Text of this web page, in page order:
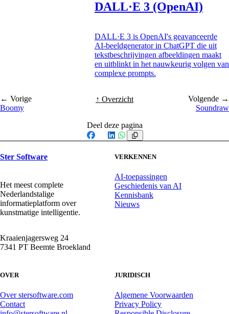
DALL·E 3 (OpenAI)
DALL·E 3 is OpenAI's geavanceerde
AI-beeldgenerator in ChatGPT die uit
tekstbeschrijvingen afbeeldingen maakt
en uitblinkt in het nauwkeurig volgen van
complexe prompts.
← Vorige
Boomy
↑ Overzicht
Volgende →
Soundraw
Deel deze pagina
Facebook
X LinkedIn
WhatsApp
Ster Software
Het meest complete
Nederlandstalige
informatieplatform over
kunstmatige intelligentie.
Kraaienjagersweg 24
7341 PT Beemte Broekland
VERKENNEN
AI-toepassingen
Geschiedenis van AI
Kennisbank
Nieuws
OVER
Over stersoftware.com
Contact
JURIDISCH
Algemene Voorwaarden
Privacy Policy